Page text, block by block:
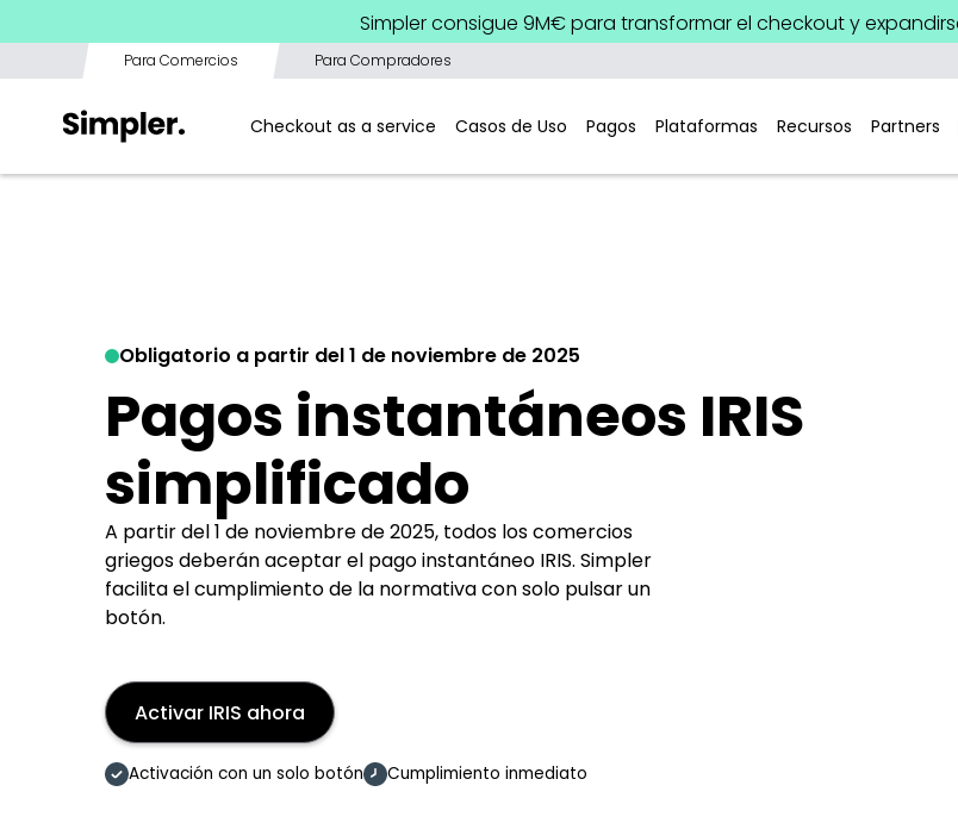
Simpler consigue 9M€ para transformar el checkout y
Para Comercios Para Compradores
Checkout as a service Casos de Uso Pagos Plataformas Recursos Partners
Obligatorio a partir del 1 de noviembre de 2025
Pagos instantáneos IRIS
simplificado
A partir del 1 de noviembre de 2025, todos los comercios
griegos deberán aceptar el pago instantáneo IRIS. Simpler
facilita el cumplimiento de la normativa con solo pulsar un
botón.
Activar IRIS ahora
Activación con un solo botón Cumplimiento inmediato